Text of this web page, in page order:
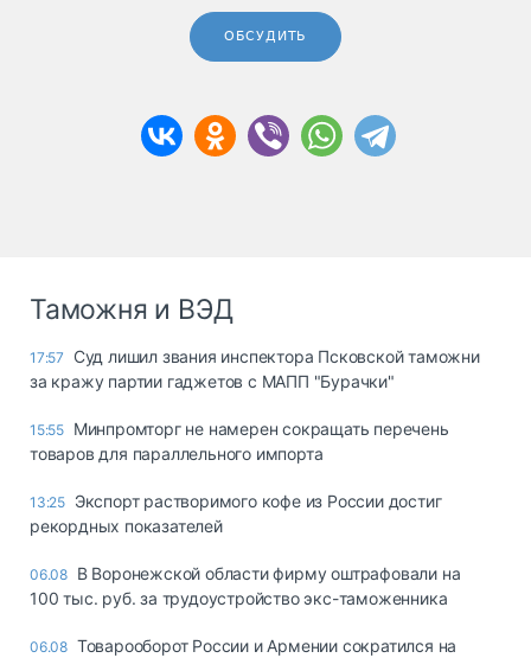
ОБСУДИТЬ
Таможня и ВЭД
17:57
Суд лишил звания инспектора Псковской таможни
за кражу партии гаджетов с МАПП "Бурачки"
15:55 Минпромторг не намерен сокращать перечень
товаров для параллельного импорта
13:25 Экспорт растворимого кофе из России достиг
рекордных показателей
06.08 В Воронежской области фирму оштрафовали на
100 тыс. руб. за трудоустройство экс-таможенника
06.08 Товарооборот России и Армении сократился на